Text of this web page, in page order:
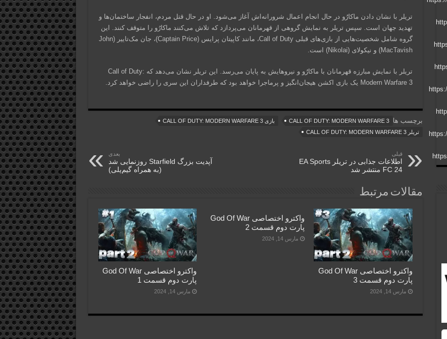
تریلر با نشان دادن ماکارُو در حال انجام اعمال شرورانه‌اش آغاز می‌شود. او در حال قتل مردم، انفجار ساختمان‌ها و
تهدید جهان است. سپس تریلر به نمایش گروهی از قهرمانان می‌پردازد که تلاش می‌کنند ماکارُو را متوقف کنند. این
گروه شامل شخصیت‌هایی از بازی‌های قبلی Call of Duty، مانند کاپیتان پرایس (Captain Price)، جان مک‌تاییر (John
MacTavish) و نیکولای (Nikolai) است.
تریلر با نمایش مبارزه قهرمانان با ماکارُو و نیروهایش به پایان می‌رسد. این تریلر نشان می‌دهد که Call of Duty:
Modern Warfare 3 یک بازی اکشن هیجان‌انگیز و پرماجرا خواهد بود که طرفداران این سری را راضی خواهد کرد.
برچسب ها CALL OF DUTY: MODERN WARFARE 3
بازی CALL OF DUTY: MODERN WARFARE 3
تریلر CALL OF DUTY: MODERN WARFARE 3
قبلی
اطلاعات جذابی در تریلر EA Sports
FC 24 منتشر شد
بعدی
آپدیت بزرگ Starfield روزنمایی شد
(به همراه گیم‌پلی)
مقالات مرتبط
واکترو اختصاصی God Of War
پارت دوم قسمت 3
مارس 14, 2024
واکترو اختصاصی God Of War
پارت دوم قسمت 2
مارس 14, 2024
واکترو اختصاصی God Of War
پارت دوم قسمت 1
مارس 14, 2024